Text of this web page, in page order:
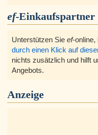
ef-Einkaufspartner
Unterstützen Sie ef-online,
durch einen Klick auf
nichts zusätzlich und hilft
Angebots.
Anzeige